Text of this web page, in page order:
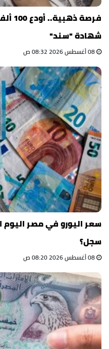
شهادة "سند"
سجل؟